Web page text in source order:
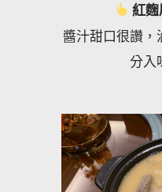
紅
醬汁甜口很讚，
分入